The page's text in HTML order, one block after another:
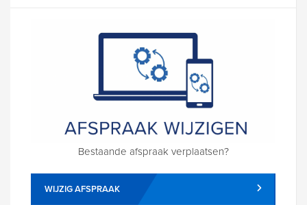
Bestaande afspraak verplaatsen?
WIJZIG AFSPRAAK